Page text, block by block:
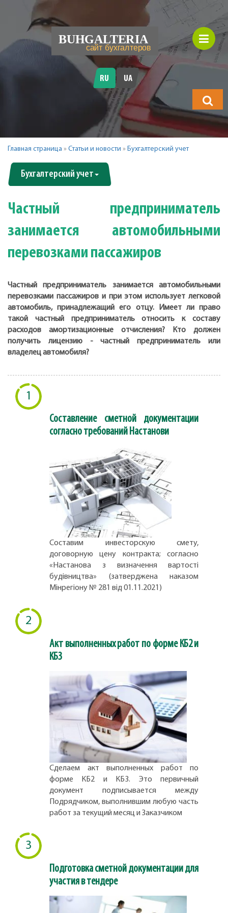
будете
искать?
RU UA
Главная страница » Статьи и новости » Бухгалтерский учет
Бухгалтерский учет
Частный предприниматель
занимается автомобильными
перевозками пассажиров
Частный предприниматель занимается автомобильными
перевозками пассажиров и при этом использует легковой
автомобиль, принадлежащий его отцу. Имеет ли право
такой частный предприниматель относить к составу
расходов амортизационные отчисления? Кто должен
получить лицензию - частный предприниматель или
владелец автомобиля?
1
Составление сметной документации
согласно требований Настанови
Составим инвесторскую смету,
договорную цену контракта; согласно
«Настанова з визначення вартості
будівництва» (затверджена наказом
Мінрегіону № 281 від 01.11.2021)
2
Акт выполненных работ по форме КБ2 и
КБ3
Сделаем акт выполненных работ по
форме КБ2 и КБ3. Это первичный
документ подписывается между
Подрядчиком, выполнившим любую часть
работ за текущий месяц и Заказчиком
3
Подготовка сметной документации для
участия в тендере